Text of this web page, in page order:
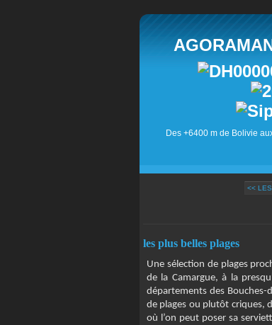
Des +6400 m de Bolivie
<<
les plus belles plages
Une sélection de plages
de la Camargue, à la
départements des
de plages ou plutôt criques,
où l’on peut poser sa